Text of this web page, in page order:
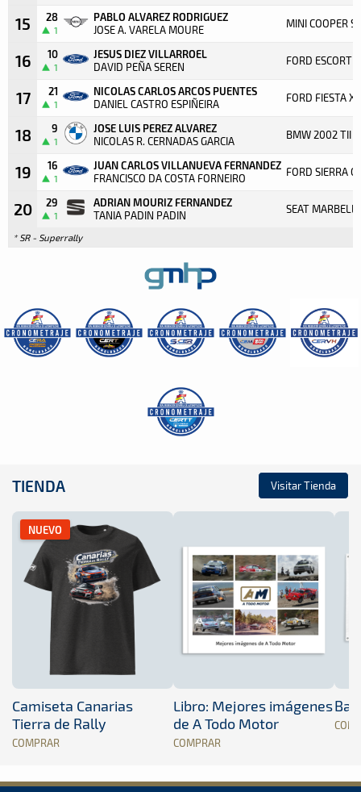
15 28
1
PABLO ALVAREZ RODRIGUEZ
JOSE A. VARELA MOURE MINI COOPER S
16 10
1
JESUS DIEZ VILLARROEL
DAVID PEÑA SEREN FORD ESCORT
17 21
1
NICOLAS CARLOS ARCOS PUENTES
DANIEL CASTRO ESPIÑEIRA FORD FIESTA
18 9
1
JOSE LUIS PEREZ ALVAREZ
NICOLAS R. CERNADAS GARCIA BMW 2002 TII
19 16
1
JUAN CARLOS VILLANUEVA FERNANDEZ
FRANCISCO DA COSTA FORNEIRO FORD SIERRA
20 29
1
ADRIAN MOURIZ FERNANDEZ
TANIA PADIN PADIN SEAT
* SR - Superrally
TIENDA Visitar Tienda
NUEVO
Camiseta Canarias
Tierra de Rally
COMPRAR
Libro: Mejores imágenes
de A Todo Motor
COMPRAR